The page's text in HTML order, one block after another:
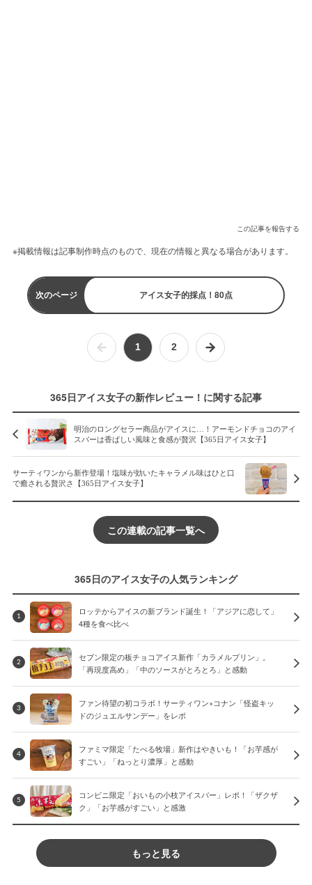
この記事を報告する
※掲載情報は記事制作時点のもので、現在の情報と異なる場合があります。
次のページ アイス女子的採点！80点
1 2
365日アイス女子の新作レビュー！に関する記事
明治のロングセラー商品がアイスに…！アーモンドチョコのアイ
スバーは香ばしい風味と食感が贅沢【365日アイス女子】
サーティワンから新作登場！塩味が効いたキャラメル味はひと口
で癒される贅沢さ【365日アイス女子】
この連載の記事一覧へ
365日のアイス女子の人気ランキング
1
ロッテからアイスの新ブランド誕生！「アジアに恋して」
4種を食べ比べ
2
セブン限定の板チョコアイス新作「カラメルプリン」。
「再現度高め」「中のソースがとろとろ」と感動
3
ファン待望の初コラボ！サーティワン×コナン「怪盗キッ
ドのジュエルサンデー」をレポ
4
ファミマ限定「たべる牧場」新作はやきいも！「お芋感が
すごい」「ねっとり濃厚」と感動
5
コンビニ限定「おいもの小枝アイスバー」レポ！「ザクザ
ク」「お芋感がすごい」と感激
もっと見る